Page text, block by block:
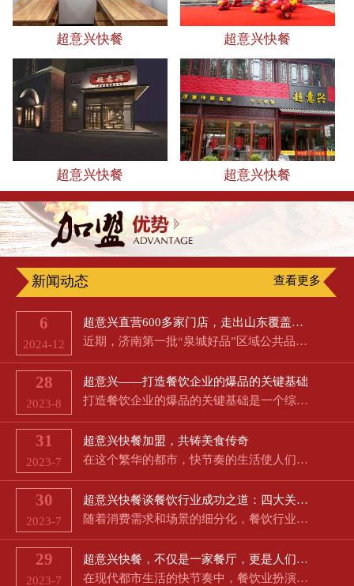
超意兴快餐 超意兴快餐
超意兴快餐 超意兴快餐
新闻动态 查看更多
6
2024-12
超意兴直营600多家门店，走出山东覆盖京津冀
近期，济南第一批“泉城好品”区域公共品牌公布，超意兴名列其中。8月16日，新黄河记者从市政府新闻办举行的…
28
2023-8
超意兴——打造餐饮企业的爆品的关键基础
打造餐饮企业的爆品的关键基础是一个综合性的任务，需要从多个方面考虑，以满足客户需求并在竞争激烈的市场中…
31
2023-7
超意兴快餐加盟，共铸美食传奇
在这个繁华的都市，快节奏的生活使人们对美食的渴望愈发强烈。超意兴快餐作为经典的中餐和特色餐饮相结合的品…
30
2023-7
超意兴快餐谈餐饮行业成功之道：四大关键因素助力餐厅生意蓬勃发展
随着消费需求和场景的细分化，餐饮行业成为了朝阳产业，但同时也伴随着高失败率和激烈的市场竞争。然而，对于…
29
2023-7
超意兴快餐，不仅是一家餐厅，更是人们快节奏生活中的一道美好风景线
在现代都市生活的快节奏中，餐饮业扮演着极为重要的角色。快捷、方便、多样和经济成为了消费者对餐饮的共同期…